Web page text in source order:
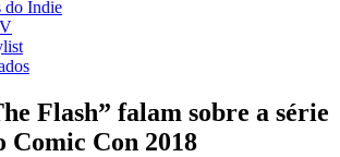
do Indie
Flash” falam sobre a série
Comic Con 2018